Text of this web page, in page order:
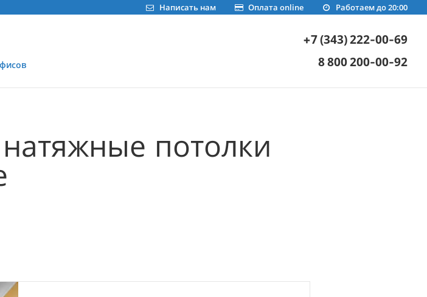
Работаем до 20:00
Оплата online
Написать нам
+7 (343) 222-00-69
8 800 200-00-92
потолки